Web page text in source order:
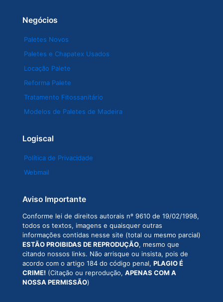
Negócios
Paletes Novos
Paletes e Chapatex Usados
Locação Palete
Reforma Palete
Tratamento Fitossanitário
Modelos de Paletes de Madeira
Logiscal
Política de Privacidade
Webmail
Aviso Importante
Conforme lei de direitos autorais nº 9610 de 19/02/1998,
todos os textos, imagens e quaisquer outras
informações contidas nesse site (total ou mesmo parcial)
ESTÃO PROIBIDAS DE REPRODUÇÃO, mesmo que
citando nossos links. Não arrisque ou insista, pois de
acordo com o artigo 184 do código penal, PLAGIO É
CRIME! (Citação ou reprodução, APENAS COM A
NOSSA PERMISSÃO)